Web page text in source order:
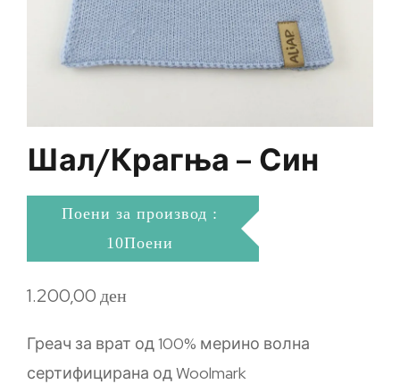
Шал/крагња – Син
Поени за производ :
10Поени
1.200,00ден
Греач за врат од 100% мерино волна
сертифицирана од Woolmark